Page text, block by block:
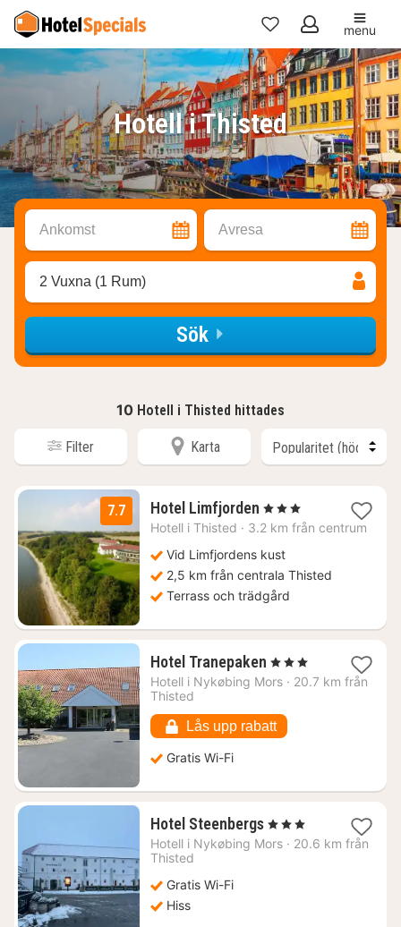
Mina
favoriter
menu
Hotell i Thisted
Ankomst Avresa
2 Vuxna (1 Rum)
Sök
10 Hotell i Thisted hittades
Filter Karta
7.7 Hotel Limfjorden 1
natt
1596
kr.
, 3 Stjärnor
Hotell i Thisted · 3.2 km från centrum
Vid Limfjordens kust
2,5 km från centrala Thisted
Terrass och trädgård
Hotel Tranepaken 1
natt
kr.
, 3 Stjärnor
Hotell i Nykøbing Mors · 20.7 km från
Thisted
Lås upp rabatt
Gratis Wi-Fi
Hotel Steenbergs1
natt
, 3 Stjärnor
Hotell i Nykøbing Mors · 20.6 km från
Thisted
Gratis Wi-Fi
Hiss